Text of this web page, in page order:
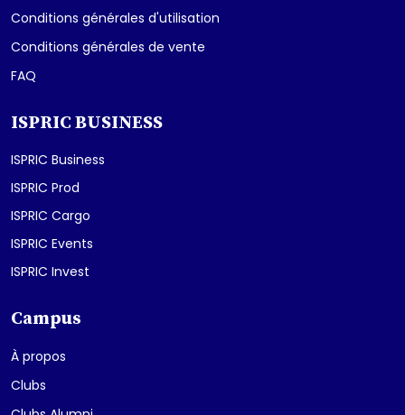
Conditions générales d'utilisation
Conditions générales de vente
FAQ
ISPRIC BUSINESS
ISPRIC Business
ISPRIC Prod
ISPRIC Cargo
ISPRIC Events
ISPRIC Invest
Campus
À propos
Clubs